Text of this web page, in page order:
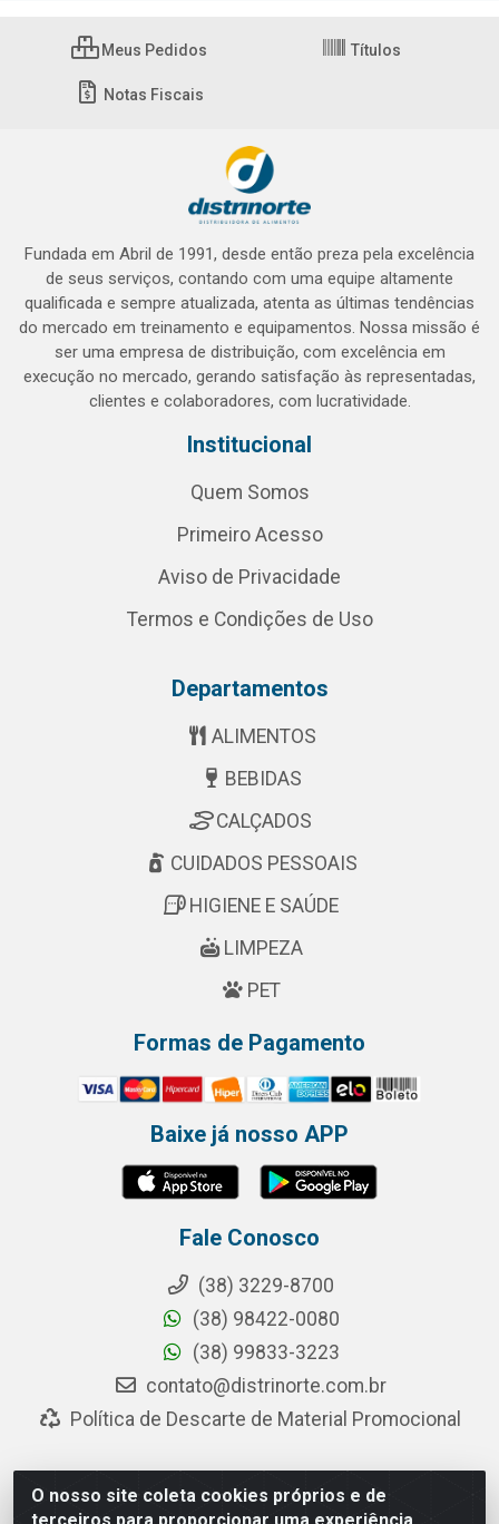
O nosso site coleta cookies próprios e de
Meus Pedidos Títulos
Notas Fiscais
Fundada em Abril de 1991, desde então preza pela excelência
de seus serviços, contando com uma equipe altamente
qualificada e sempre atualizada, atenta as últimas tendências
do mercado em treinamento e equipamentos. Nossa missão é
ser uma empresa de distribuição, com excelência em
execução no mercado, gerando satisfação às representadas,
clientes e colaboradores, com lucratividade.
Institucional
Quem Somos
Primeiro Acesso
Aviso de Privacidade
Termos e Condições de Uso
Departamentos
ALIMENTOS
BEBIDAS
CALÇADOS
CUIDADOS PESSOAIS
HIGIENE E SAÚDE
LIMPEZA
PET
Formas de Pagamento
Baixe já nosso APP
Fale Conosco
(38) 3229-8700
(38) 98422-0080
(38) 99833-3223
contato@distrinorte.com.br
Política de Descarte de Material Promocional
Distrinorte Distribuidora de Alimentos - Avenida Pedro